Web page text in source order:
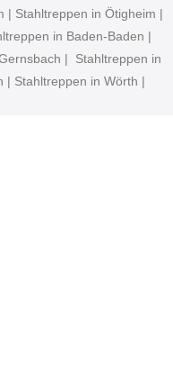
| Stahltreppen in Ötigheim |
in Baden-Baden |
| Stahltreppen in
| Stahltreppen in Wörth |